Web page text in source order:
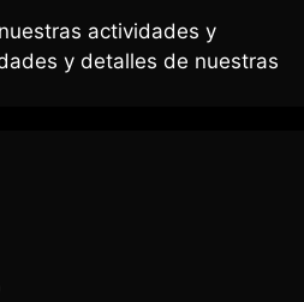
actividades y
y detalles de nuestras